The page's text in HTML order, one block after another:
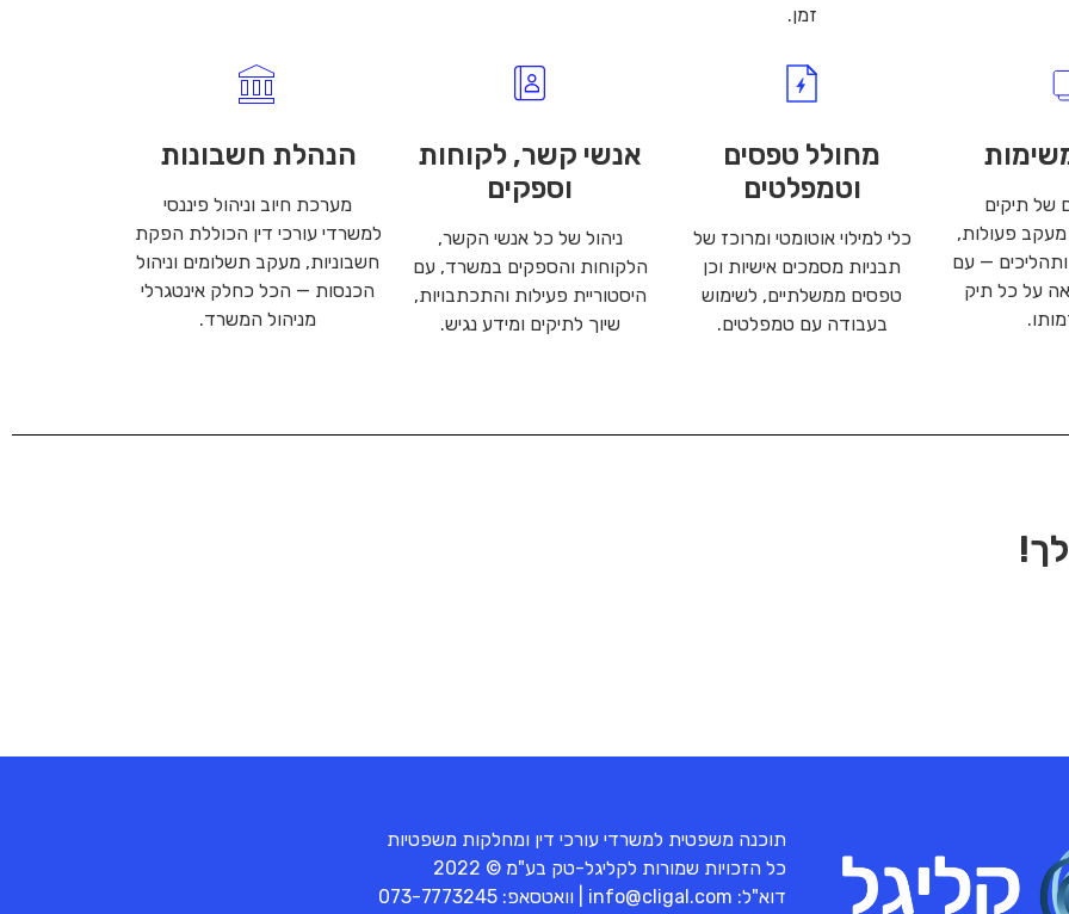
זמן.
של תיקים
פעולות,
— עם
על כל תיק
מחולל טפסים
וטמפלטים
כלי למילוי אוטומטי ומרוכז של
תבניות מסמכים אישיות וכן
טפסים ממשלתיים, לשימוש
בעבודה עם טמפלטים.
אנשי קשר, לקוחות
וספקים
ניהול של כל אנשי הקשר,
הלקוחות והספקים במשרד, עם
היסטוריית פעילות והתכתבויות,
שיוך לתיקים ומידע נגיש.
הנהלת חשבונות
מערכת חיוב וניהול פיננסי
למשרדי עורכי דין הכוללת הפקת
חשבוניות, מעקב תשלומים וניהול
הכנסות — הכל כחלק אינטגרלי
מניהול המשרד.
תוכנה משפטית למשרדי עורכי דין ומחלקות משפטיות
כל הזכויות שמורות לקליגל-טק בע"מ © 2022
דוא"ל: info@cligal.com | וואטסאפ: 073-7773245